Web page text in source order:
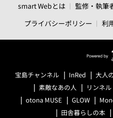
smart Webとは 監修・執筆
プライバシーポリシー
利
宝島チャンネル InRed 大人
素敵なあの人
リンネル
otona MUSE
GLOW
田舎暮らしの本